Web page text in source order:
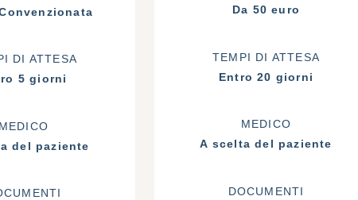
DI ATTESA
5 giorni
MEDICO
del paziente
Da 50 euro
TEMPI DI ATTESA
Entro 20 giorni
MEDICO
A scelta del paziente
DOCUMENTI